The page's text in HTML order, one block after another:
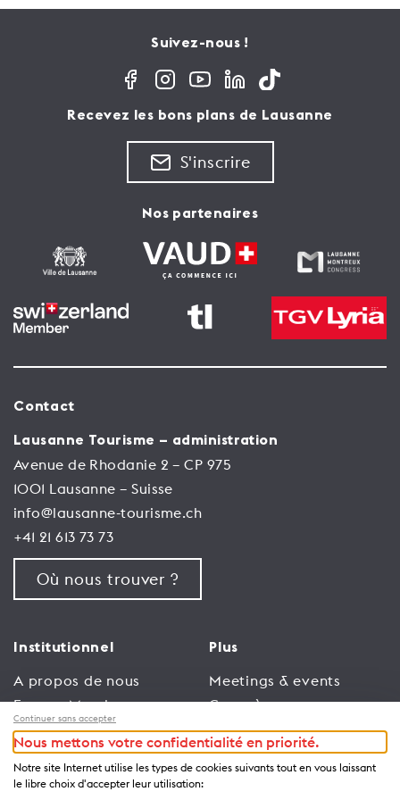
Suivez-nous !
Recevez les bons plans de Lausanne
S'inscrire
Nos partenaires
Contact
Lausanne Tourisme – administration
Avenue de Rhodanie 2 – CP 975
1001 Lausanne – Suisse
info@lausanne-tourisme.ch
+41 21 613 73 73
Où nous trouver ?
Institutionnel
A propos de nous
Espace Membres
Emploi
Conditions générales
d’utilisation
Plus
Meetings & events
Congrès
Trade
Espace Médias
Annonceurs
Continuer sans accepter
Nous mettons votre confidentialité en priorité.
Notre site Internet utilise les types de cookies suivants tout en vous laissant
le libre choix d'accepter leur utilisation: